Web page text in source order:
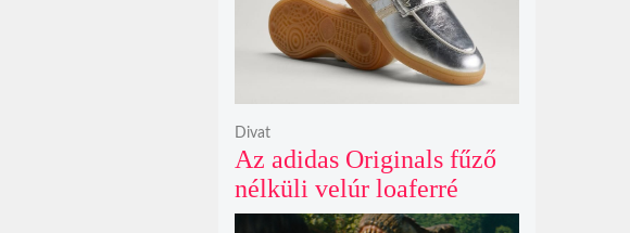
Az adidas Originals fűző
nélküli velúr loaferré
alakította a legendás
Divat